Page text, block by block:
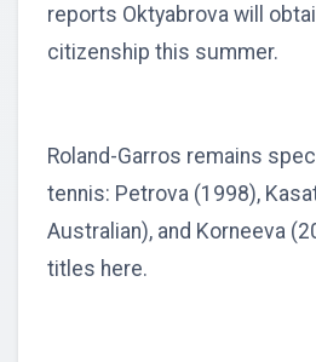
reports Oktyabrova will
citizenship this summer.
Roland-Garros remains
tennis: Petrova (1998),
Australian), and Korneeva
titles here.